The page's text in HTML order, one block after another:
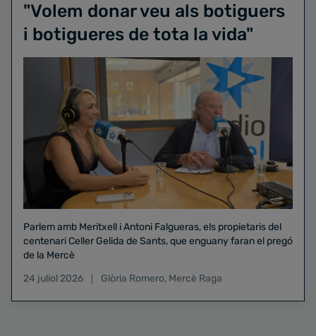
"Volem donar veu als botiguers
i botigueres de tota la vida"
Parlem amb Meritxell i Antoni Falgueras, els propietaris del
centenari Celler Gelida de Sants, que enguany faran el pregó
de la Mercè
24 juliol 2026
Glòria Romero, Mercè Raga